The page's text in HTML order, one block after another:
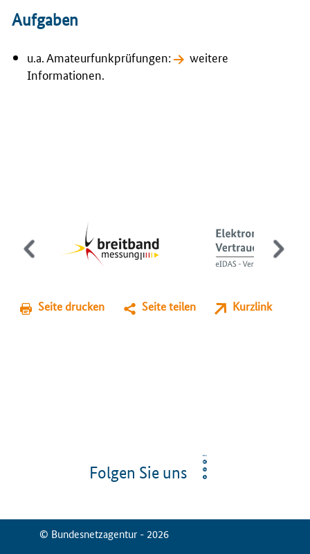
Aufgaben
u.a. Amateurfunkprüfungen:
weitere
Informationen.
Seite drucken Seite teilen Kurzlink
Folgen Sie uns
© Bundesnetzagentur - 2026